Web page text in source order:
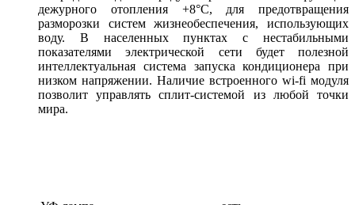
дежурного отопления +8°С, для предотвращения
разморозки систем жизнеобеспечения, использующих
воду. В населенных пунктах с нестабильными
показателями электрической сети будет полезной
интеллектуальная система запуска кондиционера при
низком напряжении. Наличие встроенного wi-fi модуля
позволит управлять сплит-системой из любой точки
мира.